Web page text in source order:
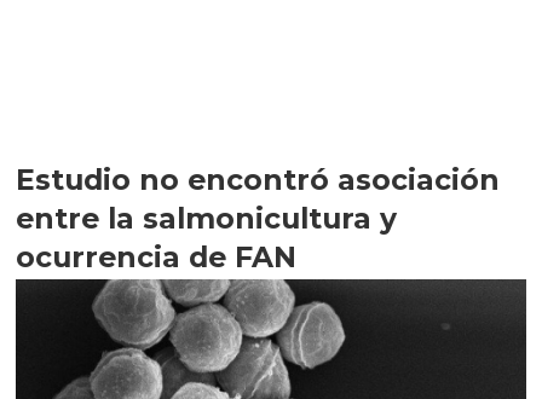
Estudio no encontró asociación
entre la salmonicultura y
ocurrencia de FAN